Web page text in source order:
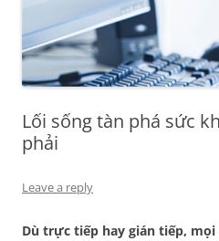
Lối sống tàn phá sức
phải
Leave a reply
Dù trực tiếp hay gián tiếp,